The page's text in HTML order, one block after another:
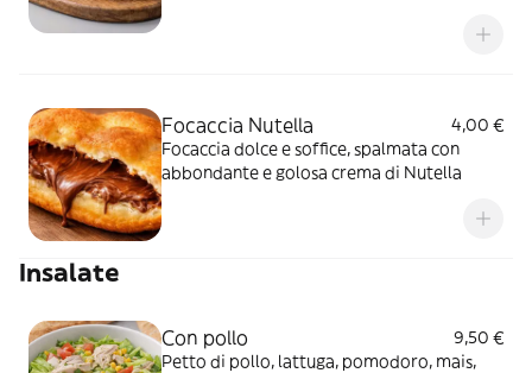
Focaccia Nutella
4,00 €
Focaccia dolce e soffice, spalmata con
abbondante e golosa crema di Nutella
Insalate
Con pollo
9,50 €
Petto di pollo, lattuga, pomodoro, mais,